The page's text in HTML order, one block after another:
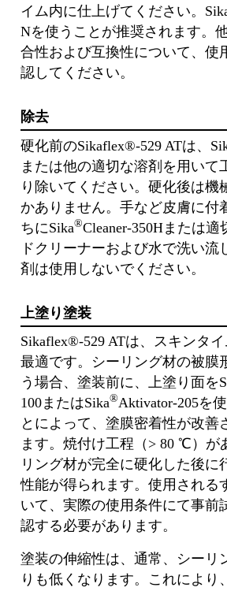
イム内に仕上げてください。
Nを使うことが推奨されます。
合性および互換性について、使
認してください。
除去
硬化前のSikaflex®-529 ATは、
または他の適切な溶剤を用いて
り除いてください。硬化後は機
かありません。手など皮膚に付
ちにSika®Cleaner-350Hまたは
ドクリーナーおよび水で洗い流
剤は使用しないでください。
上塗り塗装
Sikaflex®-529 ATは、スキンタ
最適です。シーリング材の被膜
う場合、塗装前に、上塗り面を
100またはSika®Aktivator-205を
とによって、塗膜密着性が改善
ます。焼付け工程（> 80 ℃）が
リング材が完全に硬化した後に
性能が得られます。使用される
いて、実際の使用条件にて事前
認する必要があります。
塗装の伸縮性は、通常、シーリ
りも低くなります。これにより